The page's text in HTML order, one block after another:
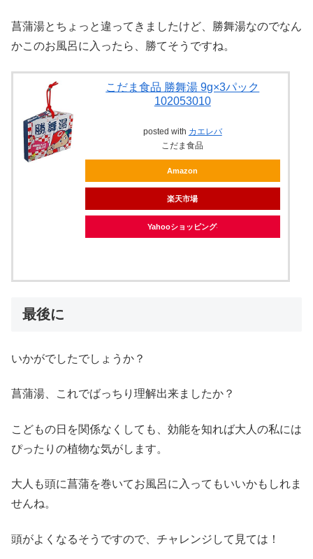
菖蒲湯とちょっと違ってきましたけど、勝舞湯なのでなん
かこのお風呂に入ったら、勝てそうですね。
こだま食品 勝舞湯 9g×3パック
102053010
posted with カエレバ
こだま食品
Amazon
楽天市場
Yahooショッピング
最後に
いかがでしたでしょうか？
菖蒲湯、これでばっちり理解出来ましたか？
こどもの日を関係なくしても、効能を知れば大人の私には
ぴったりの植物な気がします。
大人も頭に菖蒲を巻いてお風呂に入ってもいいかもしれま
せんね。
頭がよくなるそうですので、チャレンジして見ては！